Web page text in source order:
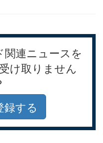
連ニュースを
け取りません
録する